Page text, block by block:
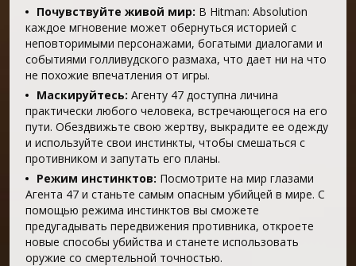
Почувствуйте живой мир: В Hitman: Absolution
каждое мгновение может обернуться историей с
неповторимыми персонажами, богатыми диалогами и
событиями голливудского размаха, что дает ни на что
не похожие впечатления от игры.
Маскируйтесь: Агенту 47 доступна личина
практически любого человека, встречающегося на его
пути. Обездвижьте свою жертву, выкрадите ее одежду
и используйте свои инстинкты, чтобы смешаться с
противником и запутать его планы.
Режим инстинктов: Посмотрите на мир глазами
Агента 47 и станьте самым опасным убийцей в мире. С
помощью режима инстинктов вы сможете
предугадывать передвижения противника, откроете
новые способы убийства и станете использовать
оружие со смертельной точностью.